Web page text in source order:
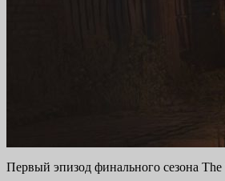
Первый эпизод финального сезона